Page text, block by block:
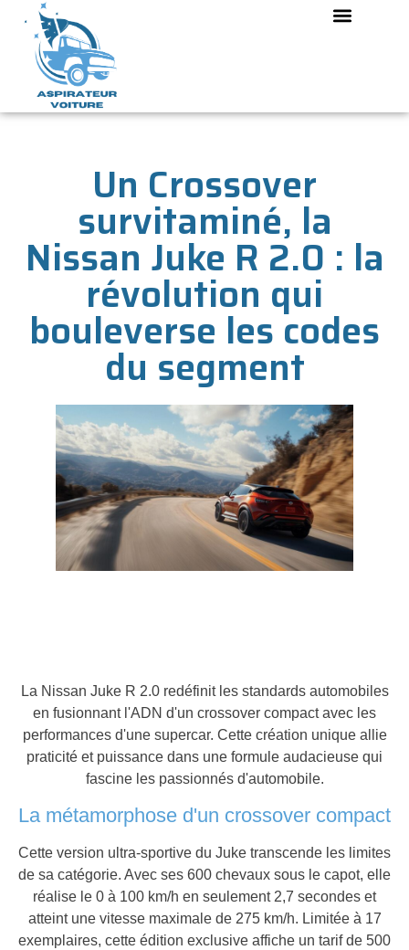
Un Crossover
survitaminé, la
Nissan Juke R 2.0 : la
révolution qui
bouleverse les codes
du segment
La Nissan Juke R 2.0 redéfinit les standards automobiles
en fusionnant l'ADN d'un crossover compact avec les
performances d'une supercar. Cette création unique allie
praticité et puissance dans une formule audacieuse qui
fascine les passionnés d'automobile.
La métamorphose d'un crossover compact
Cette version ultra-sportive du Juke transcende les limites
de sa catégorie. Avec ses 600 chevaux sous le capot, elle
réalise le 0 à 100 km/h en seulement 2,7 secondes et
atteint une vitesse maximale de 275 km/h. Limitée à 17
exemplaires, cette édition exclusive affiche un tarif de 500